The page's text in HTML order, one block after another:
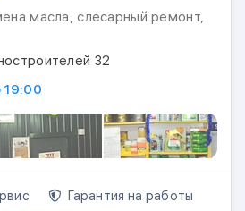
масла, слесарный ремонт,
32
19:00
Гарантия на работы